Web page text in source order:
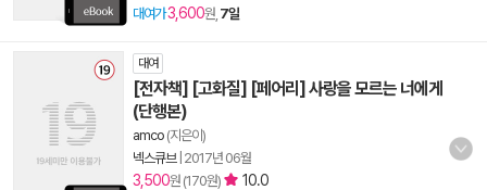
대여가3,600원, 7일
대여
[전자책] [고화질] [페어리] 사랑을 모르는 너에게
(단행본)
amco (지은이)
넥스큐브| 2017년 06월
3,500원 (170원) 10.0